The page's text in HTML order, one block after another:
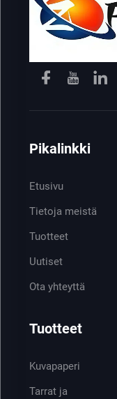
Pikalinkki
Etusivu
Tietoja meistä
Tuotteet
Uutiset
Ota yhteyttä
Tuotteet
Kuvapaperi
Tarrat ja